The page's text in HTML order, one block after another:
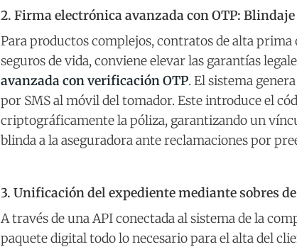
2. Firma electrónica avanzada con OTP:
Para productos complejos, contratos de alta prima
seguros de vida, conviene elevar las garantías
avanzada con verificación OTP. El sistema
por SMS al móvil del tomador. Este introduce el
criptográficamente la póliza, garantizando un
blinda a la aseguradora ante reclamaciones por
3. Unificación del expediente mediante sobres
A través de una API conectada al sistema de la
paquete digital todo lo necesario para el alta del